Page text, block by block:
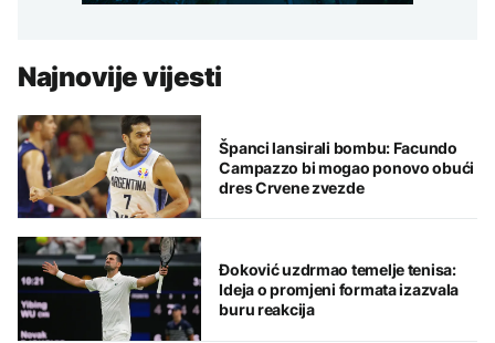
Najnovije vijesti
Španci lansirali bombu: Facundo
Campazzo bi mogao ponovo obući
dres Crvene zvezde
Đoković uzdrmao temelje tenisa:
Ideja o promjeni formata izazvala
buru reakcija